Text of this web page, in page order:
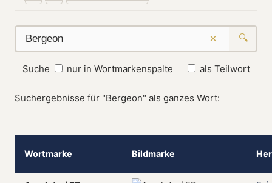
× 🔍
Suche nur in Wortmarkenspalte als Teilwort
Suchergebnisse für "Bergeon" als ganzes Wort:
Wortmarke Bildmarke